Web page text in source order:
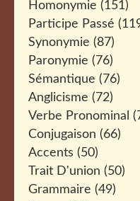
Homonymie (151)
Participe Passé
Synonymie (87)
Paronymie (76)
Sémantique (76)
Anglicisme (72)
Verbe Pronominal
Conjugaison (66)
Accents (50)
Trait D'union (50)
Grammaire (49)